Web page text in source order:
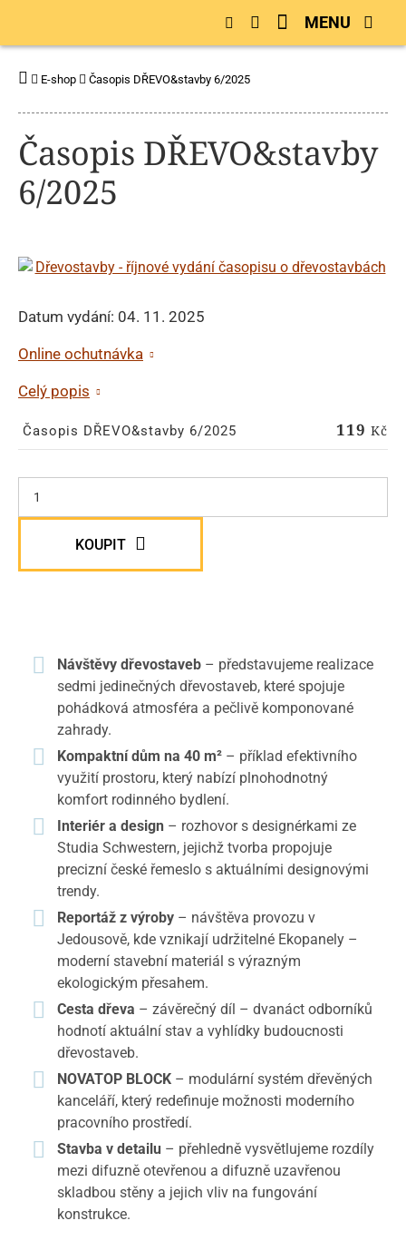
E-shop Časopis DŘEVO&stavby 6/2025
Časopis DŘEVO&stavby
6/2025
Datum vydání: 04. 11. 2025
Online ochutnávka
Celý popis
Časopis DŘEVO&stavby 6/2025 119 Kč
KOUPIT
Návštěvy dřevostaveb – představujeme realizace
sedmi jedinečných dřevostaveb, které spojuje
pohádková atmosféra a pečlivě komponované
zahrady.
Kompaktní dům na 40 m² – příklad efektivního
využití prostoru, který nabízí plnohodnotný
komfort rodinného bydlení.
Interiér a design – rozhovor s designérkami ze
Studia Schwestern, jejichž tvorba propojuje
precizní české řemeslo s aktuálními designovými
trendy.
Reportáž z výroby – návštěva provozu v
Jedousově, kde vznikají udržitelné Ekopanely –
moderní stavební materiál s výrazným
ekologickým přesahem.
Cesta dřeva – závěrečný díl – dvanáct odborníků
hodnotí aktuální stav a vyhlídky budoucnosti
dřevostaveb.
NOVATOP BLOCK – modulární systém dřevěných
kanceláří, který redefinuje možnosti moderního
pracovního prostředí.
Stavba v detailu – přehledně vysvětlujeme rozdíly
mezi difuzně otevřenou a difuzně uzavřenou
skladbou stěny a jejich vliv na fungování
konstrukce.
MENU